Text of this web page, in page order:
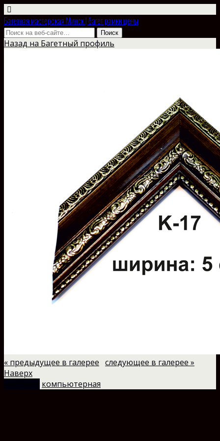
Багетная мастерская Минск | багет рамки цены
Назад на Багетный профиль
« предыдущее в галерее следующее в галерее »
Наверх
компьютерная